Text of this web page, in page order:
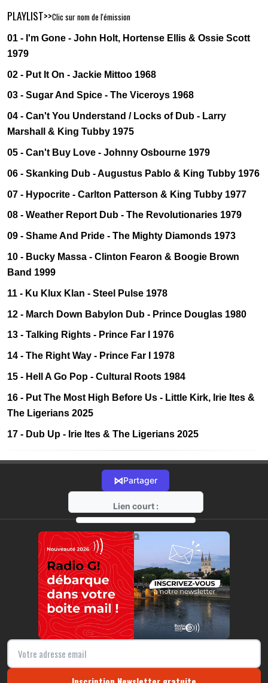
PLAYLIST>>Clic sur nom de l'émission
01 - I'm Gone - John Holt, Hortense Ellis & Ossie Scott
1979
02 - Put It On - Jackie Mittoo 1968
03 - Sugar And Spice - The Viceroys 1968
04 - Can't You Understand / Locks of Dub - Larry
Marshall & King Tubby 1975
05 - Can't Buy Love - Johnny Osbourne 1979
06 - Skanking Dub - Augustus Pablo & King Tubby 1976
07 - Hypocrite - Carlton Patterson & King Tubby 1977
08 - Weather Report Dub - The Revolutionaries 1979
09 - Shame And Pride - The Mighty Diamonds 1973
10 - Bucky Massa - Clinton Fearon & Boogie Brown
Band 1999
11 - Ku Klux Klan - Steel Pulse 1978
12 - March Down Babylon Dub - Prince Douglas 1980
13 - Talking Rights - Prince Far I 1976
14 - The Right Way - Prince Far I 1978
15 - Hell A Go Pop - Cultural Roots 1984
16 - Put The Most High Before Us - Little Kirk, Irie Ites &
The Ligerians 2025
17 - Dub Up - Irie Ites & The Ligerians 2025
⋈Partager
Lien court :
https://radio-g.fr?18808
⧉